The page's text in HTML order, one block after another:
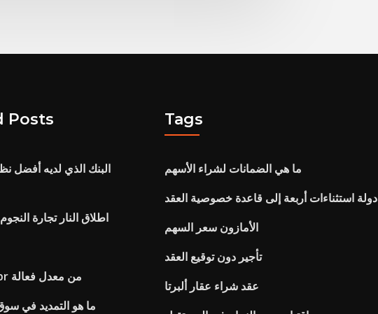
Posts
البنك الذي لديه أفضل
اطلاق النار تجارة
كيفية حساب apr من معدل فعالة
ما هو التمديد في سوق
Tags
ما هي الضمانات لشراء الأسهم
دولة استثناءات أربعة إلى قاعدة خصوصية العقد
الأمازون سعر السهم
تأجير دون توقيع العقد
عقد شراء عقار ألبرتا